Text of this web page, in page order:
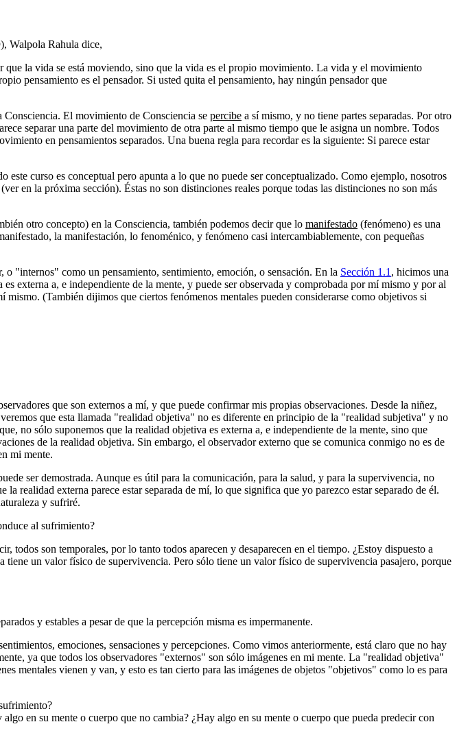
Walpola Rahula dice,
la vida se está moviendo, sino que la vida es el propio movimiento. La vida y el movimiento
pensamiento es el pensador. Si usted quita el pensamiento, hay ningún pensador que
Consciencia. El movimiento de Consciencia se percibe a sí mismo, y ​​no tiene partes separadas. Por otro
separar una parte del movimiento de otra parte al mismo tiempo que le asigna un nombre. Todos
en pensamientos separados. Una buena regla para recordar es la siguiente: Si parece estar
curso es conceptual pero apunta a lo que no puede ser conceptualizado. Como ejemplo, nosotros
(ver en la próxima sección). Éstas no son distinciones reales porque todas las distinciones no son más
otro concepto) en la Consciencia, también podemos decir que lo manifestado (fenómeno) es una
la manifestación, lo fenoménico, y fenómeno casi intercambiablemente, con pequeñas
"internos" como un pensamiento, sentimiento, emoción, o sensación. En la Sección 1.1 , hicimos una
a, e independiente de la mente, y puede ser observada y comprobada por mí mismo y por al
(También dijimos que ciertos fenómenos mentales pueden considerarse como objetivos si
que son externos a mí, y que puede confirmar mis propias observaciones. Desde la niñez,
que esta llamada "realidad objetiva" no es diferente en principio de la "realidad subjetiva" y no
no sólo suponemos que la realidad objetiva es externa a, e independiente de la mente, sino que
de la realidad objetiva. Sin embargo, el observador externo que se comunica conmigo no es de
mi mente.
ser demostrada. Aunque es útil para la comunicación, para la salud, y para la supervivencia, no
realidad externa parece estar separada de mí, lo que significa que yo parezco estar separado de él.
y sufriré.
al sufrimiento?
son temporales, por lo tanto todos aparecen y desaparecen en el tiempo. ¿Estoy dispuesto a
un valor físico de supervivencia. Pero sólo tiene un valor físico de supervivencia pasajero, porque
y estables a pesar de que la percepción misma es impermanente.
emociones, sensaciones y percepciones. Como vimos anteriormente, está claro que no hay
ya que todos los observadores "externos" son sólo imágenes en mi mente. La "realidad objetiva"
mentales vienen y van, y esto es tan cierto para las imágenes de objetos "objetivos" como lo es para
en su mente o cuerpo que no cambia? ¿Hay algo en su mente o cuerpo que pueda predecir con